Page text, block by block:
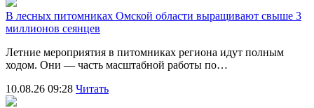
В лесных питомниках Омской области выращивают свыше 3
миллионов сеянцев
Летние мероприятия в питомниках региона идут полным
ходом. Они — часть масштабной работы по…
10.08.26 09:28 Читать